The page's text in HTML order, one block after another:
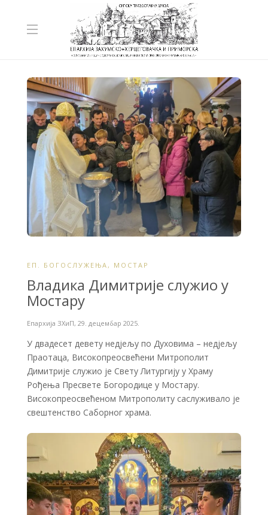
ЕП. БОГОСЛУЖЕЊА , МОСТАР
Владика Димитрије служио у
Мостару
Епархија ЗХиП, 29. децембар 2025.
У двадесет девету недјељу по Духовима – недјељу
Праотаца, Високопреосвећени Митрополит
Димитрије служио је Свету Литургију у Храму
Рођења Пресвете Богородице у Мостару.
Високопреосвећеном Митрополиту саслуживало је
свештенство Саборног храма.